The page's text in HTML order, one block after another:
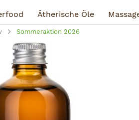
Ätherische Öle
Sommeraktion 2026